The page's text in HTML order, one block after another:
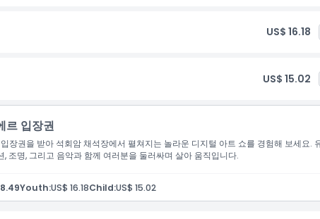
US$ 16.18
US$ 15.02
르 입장권
장권을 받아 석회암 채석장에서 펼쳐지는 놀라운 디지털 아트 쇼를 경험해 보세요.
, 조명, 그리고 음악과 함께 여러분을 둘러싸며 살아 움직입니다.
Youth:US$ 16.18Child:US$ 15.02